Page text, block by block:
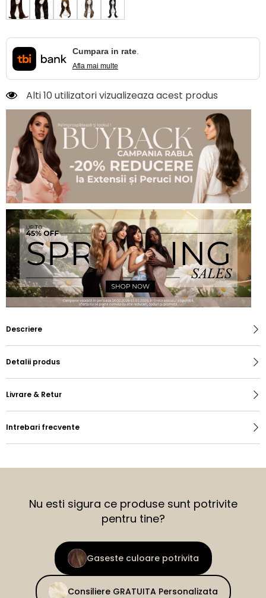
Cumpara in rate.
Afla mai multe
Alti 10 utilizatori vizualizeaza acest produs
Descriere
Detalii produs
Livrare & Retur
Intrebari frecvente
Nu esti sigura ce produse sunt potrivite
pentru tine?
Gaseste culoare potrivita
Consiliere GRATUITA Personalizata